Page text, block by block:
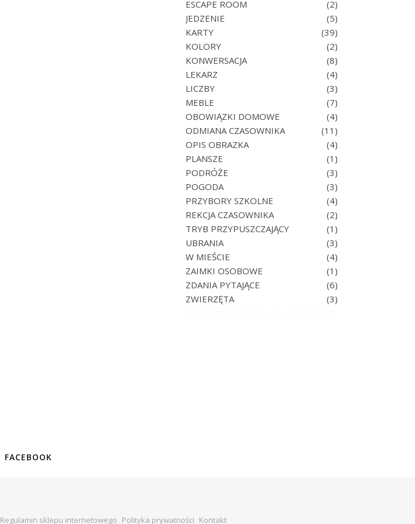
ESCAPE ROOM
(2)
JEDZENIE
(5)
KARTY
(39)
KOLORY
(2)
KONWERSACJA
(8)
LEKARZ
(4)
LICZBY
(3)
MEBLE
(7)
OBOWIĄZKI DOMOWE
(4)
ODMIANA CZASOWNIKA
(11)
OPIS OBRAZKA
(4)
PLANSZE
(1)
PODRÓŻE
(3)
POGODA
(3)
PRZYBORY SZKOLNE
(4)
REKCJA CZASOWNIKA
(2)
TRYB PRZYPUSZCZAJĄCY
(1)
UBRANIA
(3)
W MIEŚCIE
(4)
ZAIMKI OSOBOWE
(1)
ZDANIA PYTAJĄCE
(6)
ZWIERZĘTA
(3)
FACEBOOK
Regulamin sklepu internetowego Polityka prywatności Kontakt